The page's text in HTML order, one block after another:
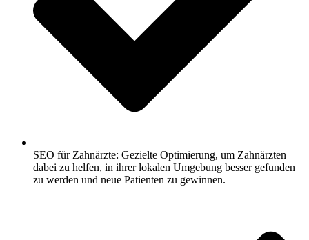
SEO für Zahnärzte: Gezielte Optimierung, um Zahnärzten
dabei zu helfen, in ihrer lokalen Umgebung besser gefunden
zu werden und neue Patienten zu gewinnen.